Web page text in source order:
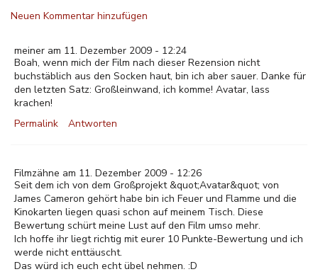
Neuen Kommentar hinzufügen
meiner am 11. Dezember 2009 - 12:24
Boah, wenn mich der Film nach dieser Rezension nicht
buchstäblich aus den Socken haut, bin ich aber sauer. Danke für
den letzten Satz: Großleinwand, ich komme! Avatar, lass
krachen!
Permalink
Antworten
Filmzähne am 11. Dezember 2009 - 12:26
Seit dem ich von dem Großprojekt &quot;Avatar&quot; von
James Cameron gehört habe bin ich Feuer und Flamme und die
Kinokarten liegen quasi schon auf meinem Tisch. Diese
Bewertung schürt meine Lust auf den Film umso mehr.
Ich hoffe ihr liegt richtig mit eurer 10 Punkte-Bewertung und ich
werde nicht enttäuscht.
Das würd ich euch echt übel nehmen. :D